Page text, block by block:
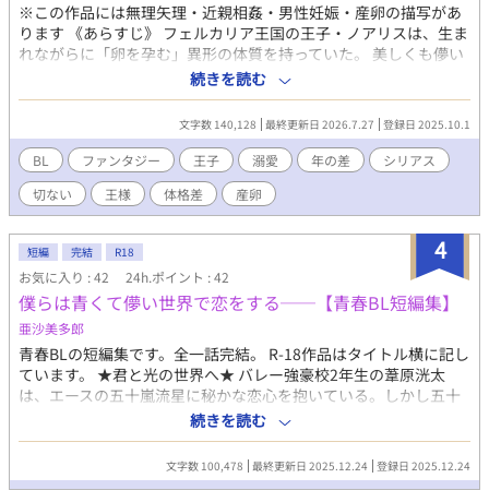
※この作品には無理矢理・近親相姦・男性妊娠・産卵の描写があ
ります 《あらすじ》 フェルカリア王国の王子・ノアリスは、生ま
れながらに「卵を孕む」異形の体質を持っていた。 美しくも儚い
その身体は、“万能薬の器”として塔に幽閉され、兄の欲望と国の
利益のために穢され続けてきた。 孤独と諦めの中で朽ち果てるだ
けの運命──。 そう思っていた彼の前に、隣国ルイゼンの若き
王・カイゼルが現れる。 冷たい視線の奥に、燃えるような情熱を
宿す王。 彼は、ノアリスの「存在」そのものを見つめ、望んだ。
――かならず貴殿を共に連れ帰る 初めて与えられた光に、ノアリ
スの運命が動き始める。
続きを読む
文字数 140,128 最終更新日 2026.7.27 登録日 2025.10.1
BL ファンタジー 王子 溺愛 年の差
シリアス
切ない
王様 体格差 産卵
4
短編 完結 R18
お気に入り : 42 24h.ポイント : 42
僕らは青くて儚い世界で恋をする──【青春BL短編集】
亜沙美多郎
青春BLの短編集です。全一話完結。 R-18作品はタイトル横に記し
ています。 ★君と光の世界へ★ バレー強豪校2年生の葦原洸太
は、エースの五十嵐流星に秘かな恋心を抱いている。しかし五十
嵐は今年で高校卒業。離れるのは寂しいが、自分の気持ちは伝え
ないつもりでいた。けれどある日、五十嵐から呼び出され、想像
もしていなかった真実を知る。 ★保健室の天使くんは今日も静か
に眠れない★ 保健室常連の白瀬悠羽は学校で1、2を争う人気の先
続きを読む
文字数 100,478 最終更新日 2025.12.24 登録日 2025.12.24